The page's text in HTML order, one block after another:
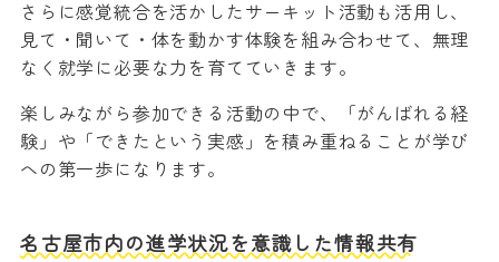
さらに感覚統合を活かしたサーキット活動も活用し、
見て・聞いて・体を動かす体験を組み合わせて、無理
なく就学に必要な力を育てていきます。
楽しみながら参加できる活動の中で、「がんばれる経
験」や「できたという実感」を積み重ねることが学び
への第一歩になります。
名古屋市内の進学状況を意識した情報共有